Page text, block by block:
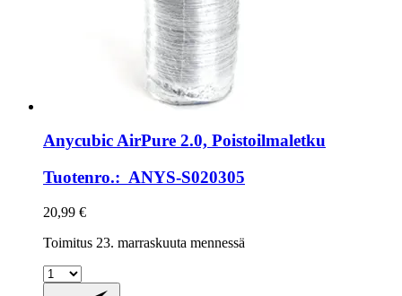
AnycubicAirPure 2.0, Poistoilmaletku
Tuotenro.: ANYS-S020305
20,99 €
Toimitus 23. marraskuuta mennessä